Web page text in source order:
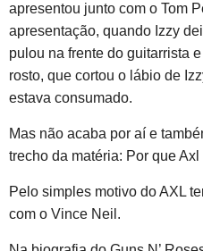
apresentou junto com o Tom
apresentação, quando Izzy
pulou na frente do guitarrista
rosto, que cortou o lábio de
estava consumado.
Mas não acaba por aí e
trecho da matéria: Por que
Pelo simples motivo do AXL
com o Vince Neil.